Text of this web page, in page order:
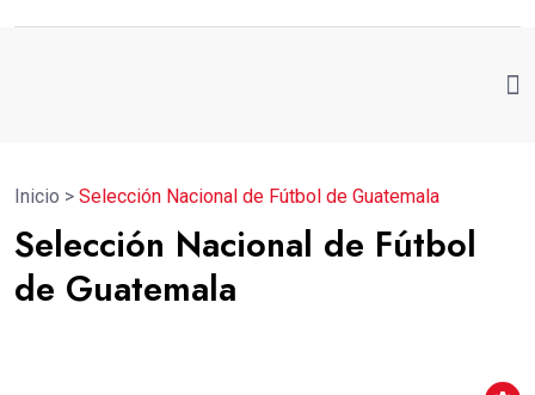
Inicio > Selección Nacional de Fútbol de Guatemala
Selección Nacional de Fútbol
de Guatemala